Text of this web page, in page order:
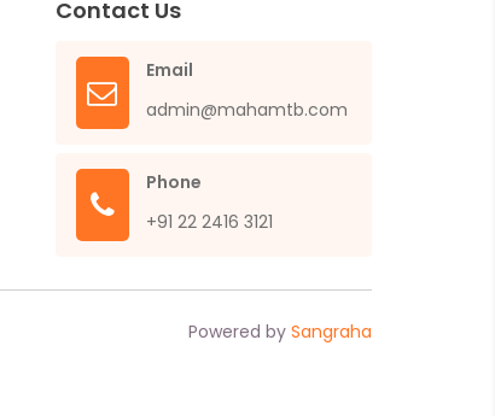
Contact Us
Email
admin@mahamtb.com
Phone
+91 22 2416 3121
Powered by Sangraha